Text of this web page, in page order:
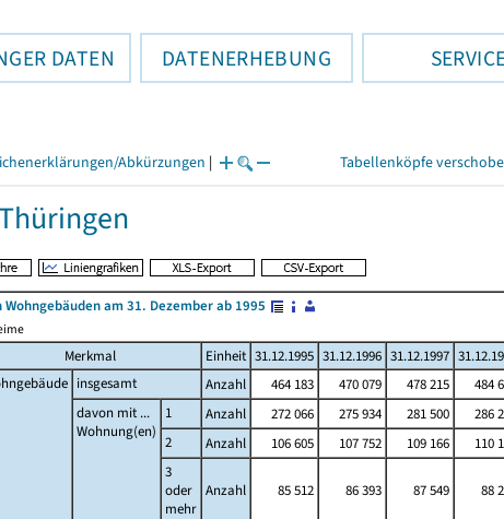
DATEN DATENERHEBUNG
Abkürzungen | Tabellenköpfe
Wohngebäuden am 31. Dezember ab 1995
Merkmal Einheit 31.12.1995 31.12.1996 31.12.1997
insgesamt Anzahl 464 183 470 079 478 215 484
davon mit ...
Wohnung(en)
1 Anzahl 272 066 275 934 281 500 286
2
Anzahl 106 605 107 752 109 166 110
3
oder
mehr
Anzahl 85 512 86 393 87 549 88